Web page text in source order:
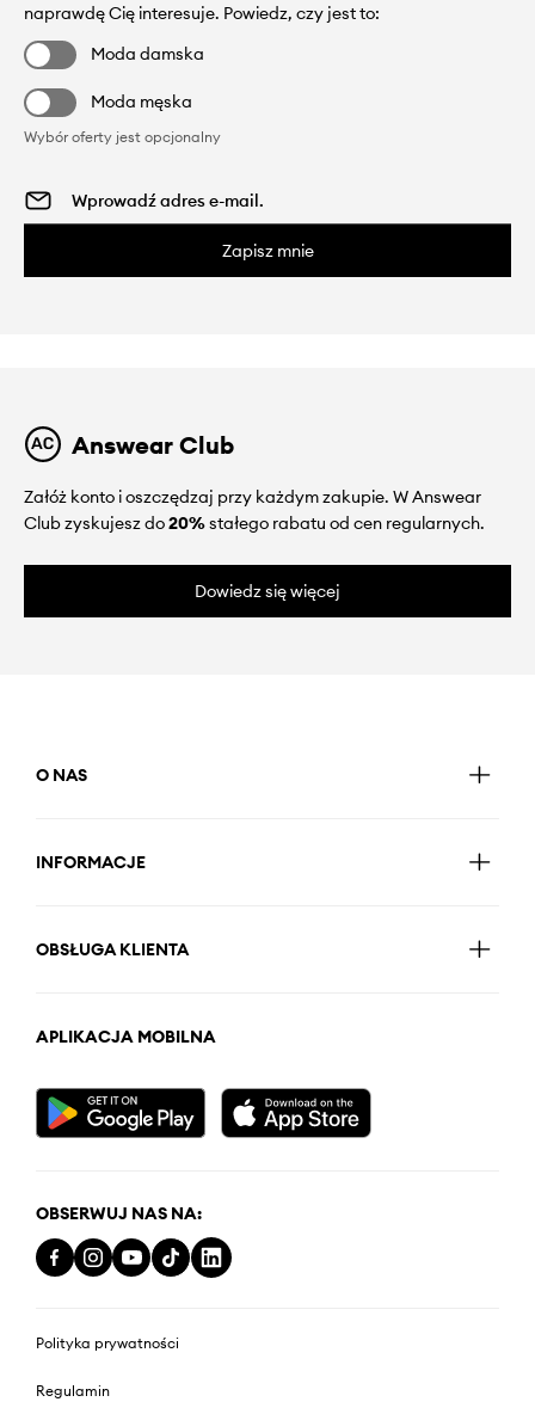
naprawdę Cię interesuje. Powiedz, czy jest to:
Moda damska
Moda męska
Wybór oferty jest opcjonalny
Zapisz mnie
Answear Club
Załóż konto i oszczędzaj przy każdym zakupie. W Answear
Club zyskujesz do20%stałego rabatu od cen regularnych.
Dowiedz się więcej
O NAS
INFORMACJE
OBSŁUGA KLIENTA
APLIKACJA MOBILNA
OBSERWUJ NAS NA:
Polityka prywatności
Regulamin